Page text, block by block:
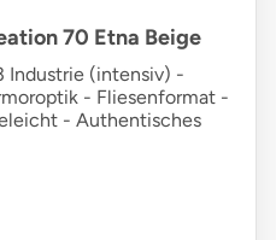
70 Etna Beige
(intensiv) -
- Fliesenformat -
- Authentisches